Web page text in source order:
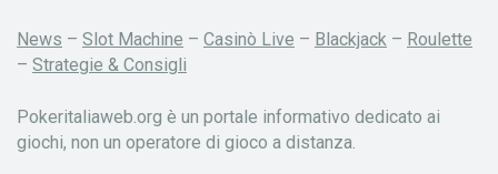
News – Slot Machine – Casinò Live – Blackjack – Roulette
– Strategie & Consigli
Pokeritaliaweb.org è un portale informativo dedicato ai
giochi, non un operatore di gioco a distanza.